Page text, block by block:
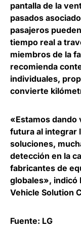
pantalla de la
pasados
pasajeros
tiempo real a
miembros de la
recomienda
individuales,
convierte
«Estamos dando
futura al integrar
soluciones,
detección en la
fabricantes de
globales», indicó
Vehicle Solution
Fuente: LG